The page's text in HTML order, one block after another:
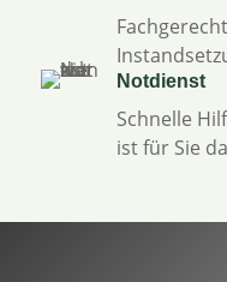
Notdienst
Schnelle
ist für Sie da